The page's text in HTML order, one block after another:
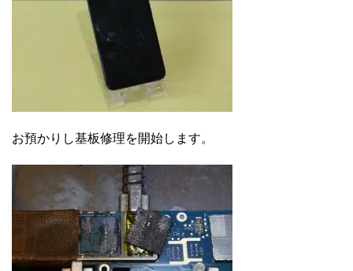
お預かりし基板修理を開始します。